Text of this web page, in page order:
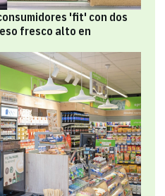
'fit' con dos
fresco alto en